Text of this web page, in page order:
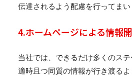
伝達されるよう配慮を行ってまい
4.ホームページによる情報
当社では、できるだけ多くのス
適時且つ同質の情報が行き渡る